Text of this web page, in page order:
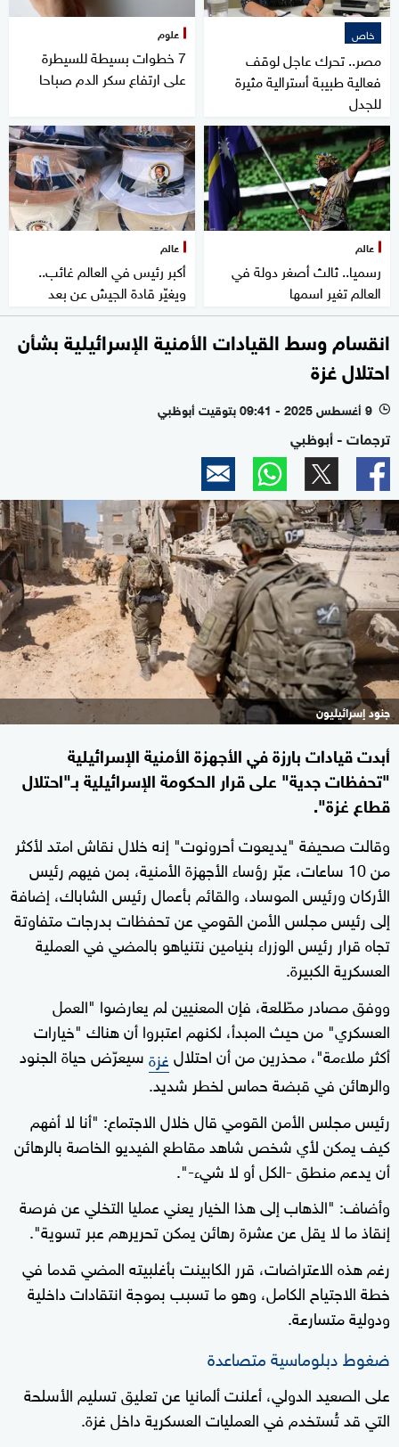
خاص
مصر.. تحرك عاجل لوقف
فعالية طبيبة أسترالية مثيرة
للجدل
علوم
7 خطوات بسيطة للسيطرة
على ارتفاع سكر الدم صباحا
عالم
رسميا.. ثالث أصغر دولة في
العالم تغير اسمها
عالم
أكبر رئيس في العالم غائب..
ويغيّر قادة الجيش عن بعد
انقسام وسط القيادات الأمنية الإسرائيلية بشأن
احتلال غزة
l 9 أغسطس 2025 - 09:41 بتوقيت أبوظبي
ترجمات - أبوظبي
جنود إسرائيليون
أبدت قيادات بارزة في الأجهزة الأمنية الإسرائيلية
"تحفظات جدية" على قرار الحكومة الإسرائيلية بـ"احتلال
قطاع غزة".
وقالت صحيفة "يديعوت أحرونوت" إنه خلال نقاش امتد لأكثر
من 10 ساعات، عبّر رؤساء الأجهزة الأمنية، بمن فيهم رئيس
الأركان ورئيس الموساد، والقائم بأعمال رئيس الشاباك، إضافة
إلى رئيس مجلس الأمن القومي عن تحفظات بدرجات متفاوتة
تجاه قرار رئيس الوزراء بنيامين نتنياهو بالمضي في العملية
العسكرية الكبيرة.
ووفق مصادر مطّلعة، فإن المعنيين لم يعارضوا "العمل
العسكري" من حيث المبدأ، لكنهم اعتبروا أن هناك "خيارات
أكثر ملاءمة"، محذرين من أن احتلالغزةسيعرّض حياة الجنود
والرهائن في قبضة حماس لخطر شديد.
رئيس مجلس الأمن القومي قال خلال الاجتماع: "أنا لا أفهم
كيف يمكن لأي شخص شاهد مقاطع الفيديو الخاصة بالرهائن
أن يدعم منطق -الكل أو لا شيء-".
وأضاف: "الذهاب إلى هذا الخيار يعني عمليا التخلي عن فرصة
إنقاذ ما لا يقل عن عشرة رهائن يمكن تحريرهم عبر تسوية".
رغم هذه الاعتراضات، قرر الكابينت بأغلبيته المضي قدما في
خطة الاجتياح الكامل، وهو ما تسبب بموجة انتقادات داخلية
ودولية متسارعة.
ضغوط دبلوماسية متصاعدة
على الصعيد الدولي، أعلنت ألمانيا عن تعليق تسليم الأسلحة
التي قد تُستخدم في العمليات العسكرية داخل غزة.